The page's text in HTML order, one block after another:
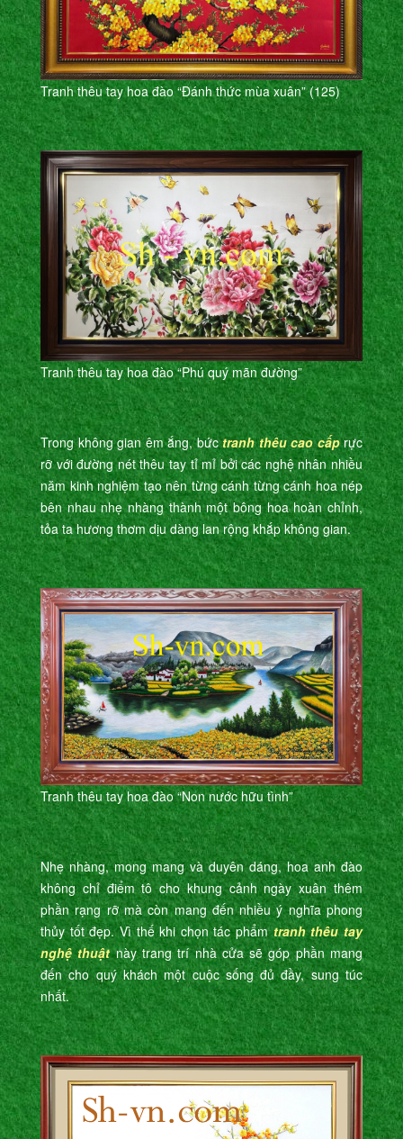
Tranh thêu tay hoa đào “Đánh thức mùa xuân” (125)
Tranh thêu tay hoa đào “Phú quý mãn đường”
Trong không gian êm ắng, bứctranh thêucao cấprực
rỡ với đường nét thêu tay tỉ mỉ bởi các nghệ nhân nhiều
năm kinh nghiệm tạo nên từng cánh từng cánh hoa nép
bên nhau nhẹ nhàng thành một bông hoa hoàn chỉnh,
tỏa ta hương thơm dịu dàng lan rộng khắp không gian.
Tranh thêu tay hoa đào “Non nước hữu tình”
Nhẹ nhàng, mong mang và duyên dáng, hoa anh đào
không chỉ điểm tô cho khung cảnh ngày xuân thêm
phần rạng rỡ mà còn mang đến nhiều ý nghĩa phong
thủy tốt đẹp. Vì thế khi chọn tác phẩmtranh thêu tay
nghệ thuậtnày trang trí nhà cửa sẽ góp phần mang
đến cho quý khách một cuộc sống đủ đầy, sung túc
nhất.